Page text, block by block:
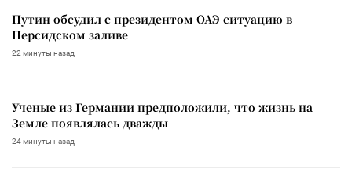
Путин обсудил с президентом ОАЭ ситуацию в
Персидском заливе
22 минуты назад
Ученые из Германии предположили, что жизнь на
Земле появлялась дважды
24 минуты назад